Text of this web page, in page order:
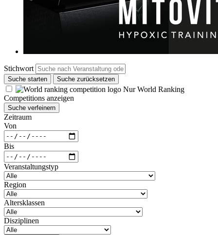
Stichwort
Suche starten Suche zurücksetzen
Nur World Ranking
Competitions anzeigen
Suche verfeinern
Zeitraum
Von
Bis
Veranstaltungstyp
Region
Altersklassen
Disziplinen